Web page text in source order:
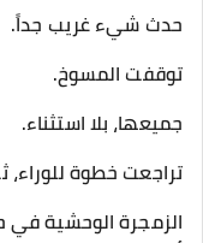
حدث شيء غريب جداً.
​توقفت المسوخ.
جميعها، بلا استثناء.
​تراجعت خطوة
الزمجرة الوحشية في